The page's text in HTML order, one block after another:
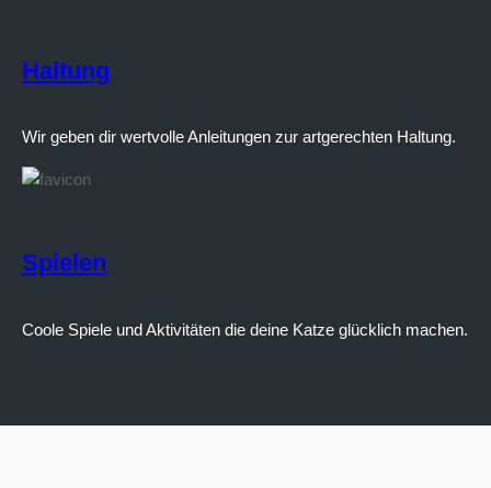
Haltung
Wir geben dir wertvolle Anleitungen zur artgerechten Haltung.
Spielen
Coole Spiele und Aktivitäten die deine Katze glücklich machen.